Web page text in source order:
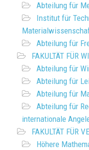
Abteilung für
Institut für
Abteilung für
FAKULTÄT FÜR
Abteilung für
Abteilung für
Abteilung für
Abteilung für
internationale
FAKULTÄT FÜR
Höhere